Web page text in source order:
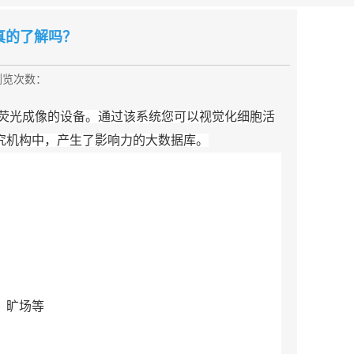
了解吗？
次数：
光成像的设备。通过该系统您可以视觉化细胞活
构中，产生了影响力的大数据库。
旷场等